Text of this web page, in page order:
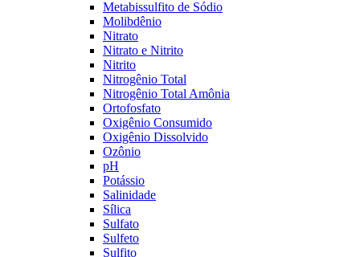
Metabissulfito de Sódio
Molibdênio
Nitrato
Nitrato e Nitrito
Nitrito
Nitrogênio Total
Nitrogênio Total Amônia
Ortofosfato
Oxigênio Consumido
Oxigênio Dissolvido
Ozônio
pH
Potássio
Salinidade
Sílica
Sulfato
Sulfeto
Sulfito